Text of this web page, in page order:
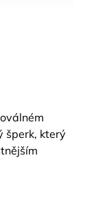
šperk, který